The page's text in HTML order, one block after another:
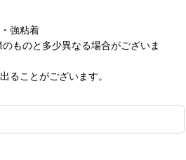
強粘着
ものと多少異なる場合がございま
ることがございます。